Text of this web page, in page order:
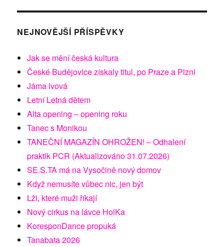
NEJNOVĚJŠÍ PŘÍSPĚVKY
Jak se mění česká kultura
České Budějovice získaly titul, po Praze a Plzni
Jáma lvová
Letní Letná dětem
Alta opening – opening roku
Tanec s Monikou
TANEČNÍ MAGAZÍN OHROŽEN! – Odhalení
praktik PCR (Aktualizováno 31.07.2026)
SE.S.TA má na Vysočině nový domov
Když nemusíte vůbec nic, jen být
Lži, které muži říkají
Nový cirkus na lávce HolKa
KoresponDance propuká
Tanabata 2026